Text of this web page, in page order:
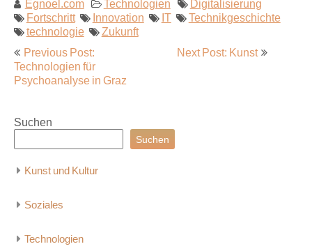
Egnoel.com
Technologien
Digitalisierung
Fortschritt
Innovation IT
Technikgeschichte
technologie
Zukunft
Beitragsnavigation
Previous Post:
Technologien für
Psychoanalyse in Graz
Next Post: Kunst
Suchen
Suchen
Kunst und Kultur
Soziales
Technologien